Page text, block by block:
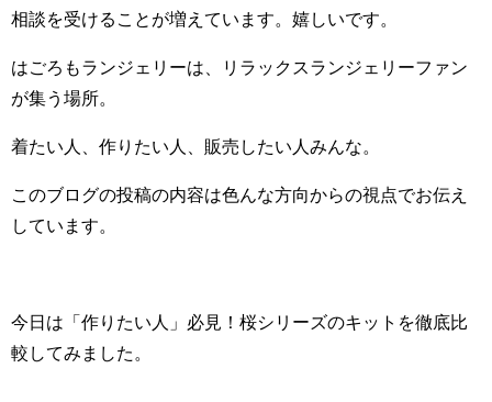
相談を受けることが増えています。嬉しいです。
はごろもランジェリーは、リラックスランジェリーファン
が集う場所。
着たい人、作りたい人、販売したい人みんな。
このブログの投稿の内容は色んな方向からの視点でお伝え
しています。
今日は「作りたい人」必見！桜シリーズのキットを徹底比
較してみました。